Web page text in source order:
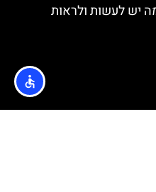
יש לעשות ולראות